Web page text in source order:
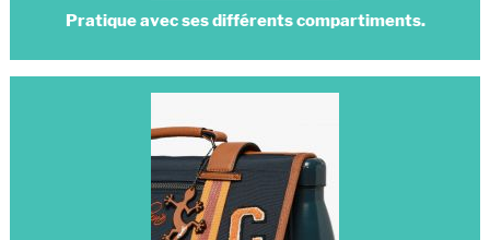
Pratique avec ses différents compartiments.